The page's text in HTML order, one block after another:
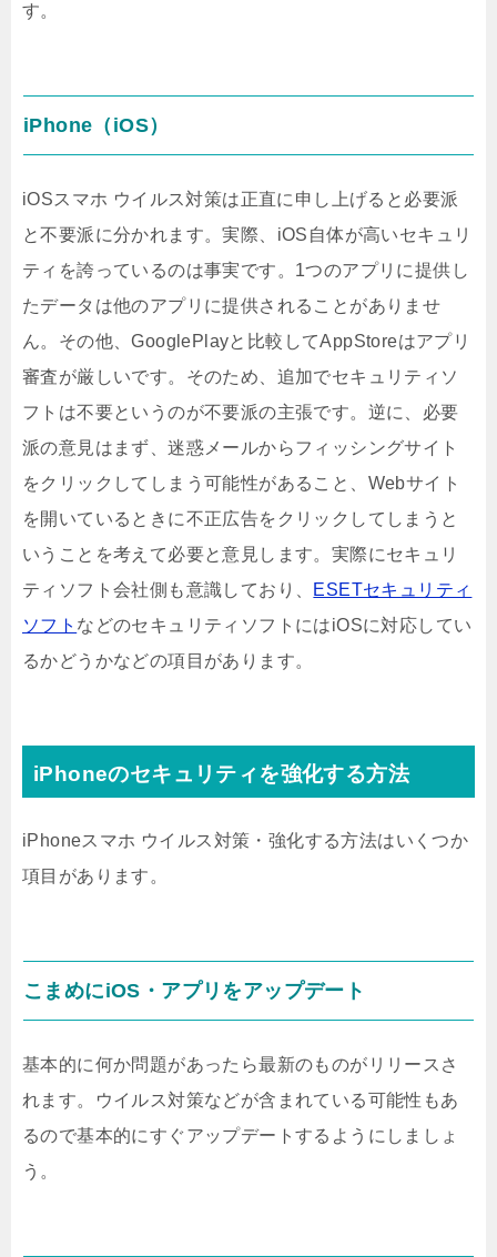
す。
iPhone（iOS）
iOSスマホ ウイルス対策は正直に申し上げると必要派
と不要派に分かれます。実際、iOS自体が高いセキュリ
ティを誇っているのは事実です。1つのアプリに提供し
たデータは他のアプリに提供されることがありませ
ん。その他、GooglePlayと比較してAppStoreはアプリ
審査が厳しいです。そのため、追加でセキュリティソ
フトは不要というのが不要派の主張です。逆に、必要
派の意見はまず、迷惑メールからフィッシングサイト
をクリックしてしまう可能性があること、Webサイト
を開いているときに不正広告をクリックしてしまうと
いうことを考えて必要と意見します。実際にセキュリ
ティソフト会社側も意識しており、 ESETセキュリティ
ソフト などのセキュリティソフトにはiOSに対応してい
るかどうかなどの項目があります。
iPhoneのセキュリティを強化する方法
iPhoneスマホ ウイルス対策・強化する方法はいくつか
項目があります。
こまめにiOS・アプリをアップデート
基本的に何か問題があったら最新のものがリリースさ
れます。ウイルス対策などが含まれている可能性もあ
るので基本的にすぐアップデートするようにしましょ
う。